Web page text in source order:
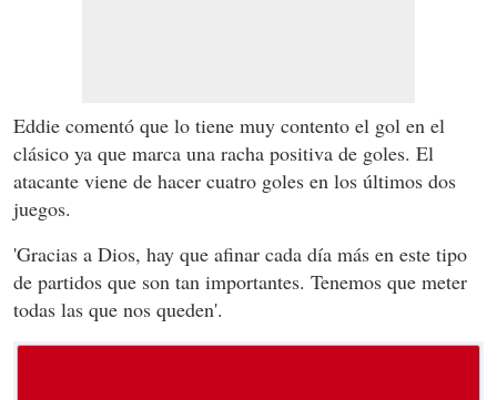
Eddie comentó que lo tiene muy contento el gol en el
clásico ya que marca una racha positiva de goles. El
atacante viene de hacer cuatro goles en los últimos dos
juegos.
'Gracias a Dios, hay que afinar cada día más en este tipo
de partidos que son tan importantes. Tenemos que meter
todas las que nos queden'.